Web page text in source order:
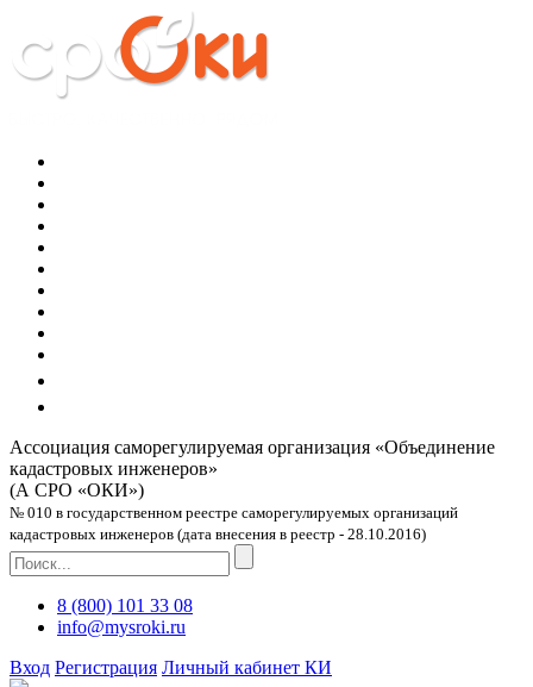
Ассоциация саморегулируемая организация «Объединение
кадастровых инженеров»
(А СРО «ОКИ»)
№ 010 в государственном реестре саморегулируемых организаций
кадастровых инженеров (дата внесения в реестр - 28.10.2016)
8 (800) 101 33 08
info@mysroki.ru
Вход Регистрация Личный кабинет КИ